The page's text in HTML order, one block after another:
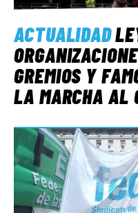
ACTUALIDAD
GREMIOS Y
LA MARCHA AL